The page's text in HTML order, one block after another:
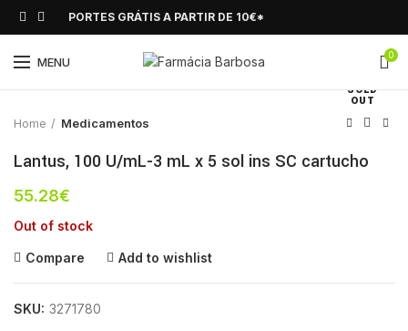
PORTES GRÁTIS A PARTIR DE 10€*
MENU 0
SOLD
OUT
Click to enlarge
Home Medicamentos
Lantus, 100 U/mL-3 mL x 5 sol ins SC cartucho
55.28€
Out of stock
Compare Add to wishlist
SKU: 3271780